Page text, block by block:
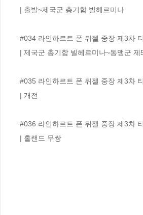
| 출발~제국군 총기함 빌헤르미나
#034 라인하르트 폰 뮈젤 중장 제3차
| 제국군 총기함 빌헤르미나~동맹군
#035 라인하르트 폰 뮈젤 중장 제3차
| 개전
#036 라인하르트 폰 뮈젤 중장 제3차
| 홀랜드 무쌍